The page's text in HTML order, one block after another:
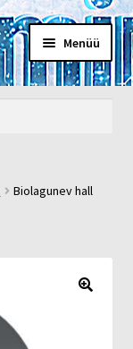
Menüü
Biolagunev hall